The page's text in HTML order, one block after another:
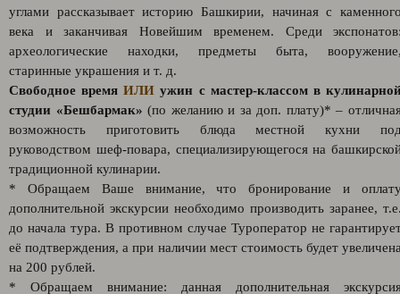
углами рассказывает историю Башкирии, начиная с
века и заканчивая Новейшим временем. Среди
археологические находки, предметы быта,
старинные украшения и т. д.
Свободное времяИЛИ ужин с мастер-классом в
студии «Бешбармак» (по желанию и за доп. плату)* –
возможность приготовить блюда местной кухни
руководством шеф-повара, специализирующегося на
традиционной кулинарии.
* Обращаем Ваше внимание, что бронирование и
дополнительной экскурсии необходимо производить заранее,
до начала тура. В противном случае Туроператор не
её подтверждения, а при наличии мест стоимость будет
на 200 рублей.
* Обращаем внимание: данная дополнительная